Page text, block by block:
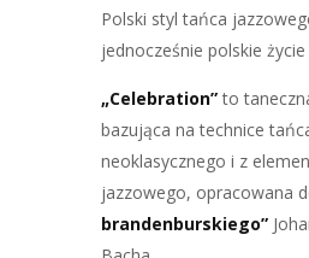
Polski styl tańca
jednocześnie polskie
„Celebration”to
bazująca na technice
neoklasycznego i z
jazzowego, opracowana
brandenburskiego”